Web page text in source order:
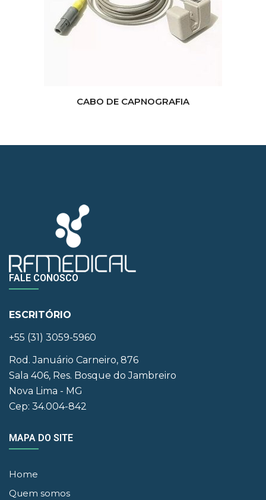
CABO DE CAPNOGRAFIA
FALE CONOSCO
ESCRITÓRIO
+55 (31) 3059-5960
Rod. Januário Carneiro, 876
Sala 406, Res. Bosque do Jambreiro
Nova Lima - MG
Cep: 34.004-842
MAPA DO SITE
Home
Quem somos